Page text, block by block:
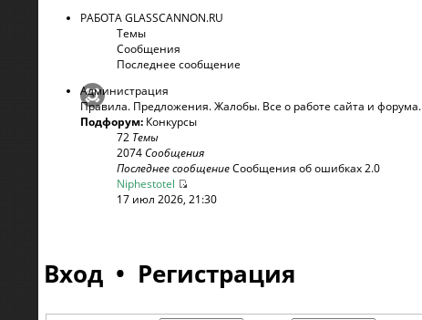
РАБОТА GLASSCANNON.RU
Темы
Сообщения
Последнее сообщение
Администрация
Правила. Предложения. Жалобы. Все о работе сайта и форума.
Подфорум: Конкурсы
72 Темы
2074Сообщения
Последнее сообщениеСообщения об ошибках 2.0
Niphestotel
17 июл 2026, 21:30
Вход • Регистрация